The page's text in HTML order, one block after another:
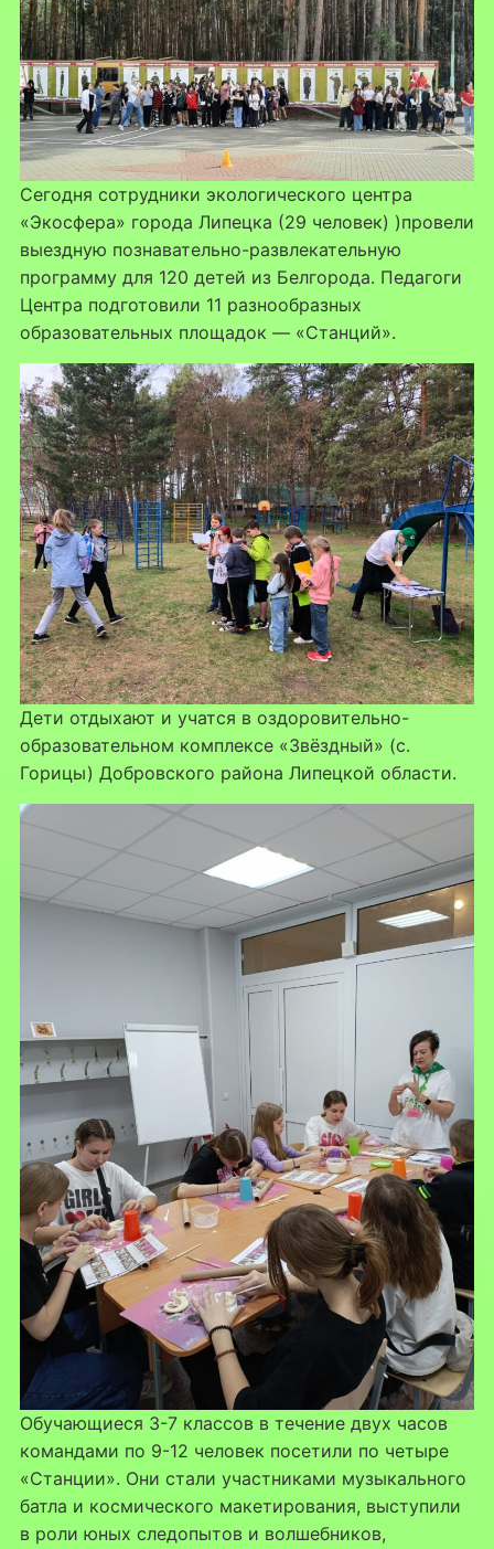
Сегодня сотрудники экологического центра
«Экосфера» города Липецка (29 человек) )провели
выездную познавательно-развлекательную
программу для 120 детей из Белгорода. Педагоги
Центра подготовили 11 разнообразных
образовательных площадок — «Станций».
Дети отдыхают и учатся в оздоровительно-
образовательном комплексе «Звёздный» (с.
Горицы) Добровского района Липецкой области.
Обучающиеся 3-7 классов в течение двух часов
командами по 9-12 человек посетили по четыре
«Станции». Они стали участниками музыкального
батла и космического макетирования, выступили
в роли юных следопытов и волшебников,